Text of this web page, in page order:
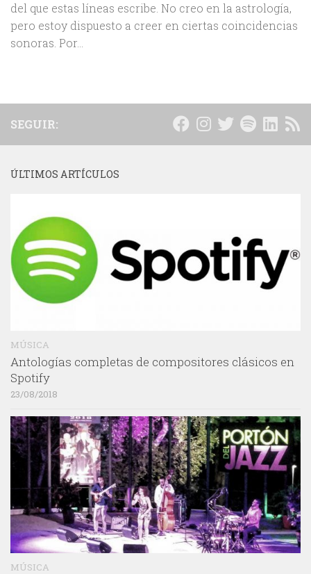
del que estas líneas escribe. No creo en la astrología,
pero estoy dispuesto a creer en ciertas coincidencias
sonoras. Por...
SEGUIR:
ÚLTIMOS ARTÍCULOS
MÚSICA
Antologías completas de compositores clásicos en
Spotify
23/08/2018
MÚSICA